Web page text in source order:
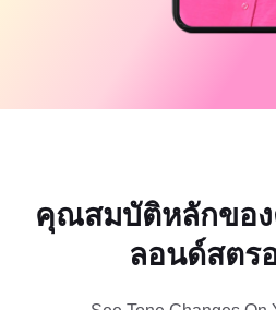
เสียงพูดแบบปรับแต่งเอง
ลดเสียงรบกวน
คู่มือแนะนำวิธีการ
ตัวเลือกยอดนิยม
เทรนด์และเคล็ดลับสำหรับแม่แ
เกี่ยวกับเงื่อนไขการใช้บริการข
เปิด CapCut
คุณสมบัติหลักของ
ลอนด์สตร